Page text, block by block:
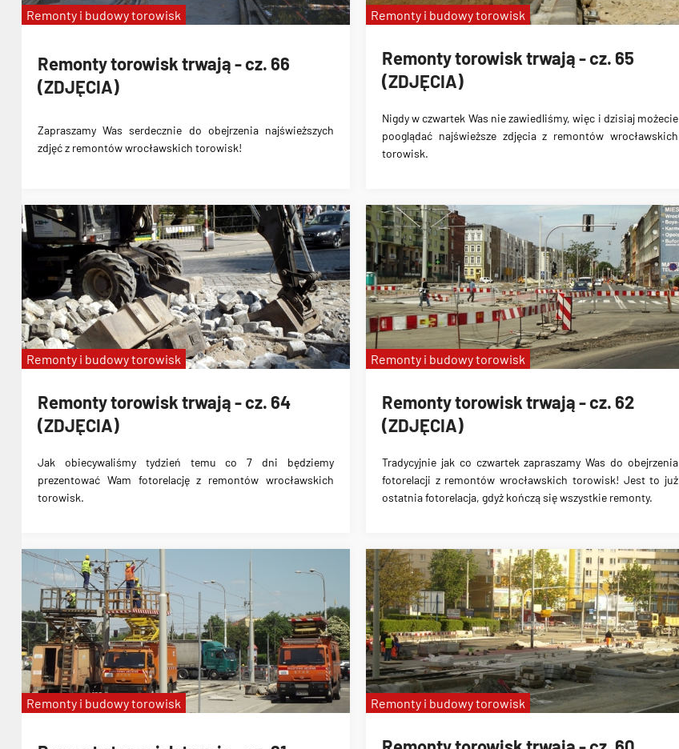
Remonty torowisk trwają - cz. 66
(ZDJĘCIA)
Zapraszamy Was serdecznie do obejrzenia najświeższych
zdjęć z remontów wrocławskich torowisk!
Remonty i budowy torowisk
Remonty torowisk trwają - cz. 65
(ZDJĘCIA)
Nigdy w czwartek Was nie zawiedliśmy, więc i dzisiaj możecie
pooglądać najświeższe zdjęcia z remontów wrocławskich
torowisk.
Remonty i budowy torowisk
Remonty torowisk trwają - cz. 64
(ZDJĘCIA)
Jak obiecywaliśmy tydzień temu co 7 dni będziemy
prezentować Wam fotorelację z remontów wrocławskich
torowisk.
Remonty i budowy torowisk
Remonty torowisk trwają - cz. 62
(ZDJĘCIA)
Tradycyjnie jak co czwartek zapraszamy Was do obejrzenia
fotorelacji z remontów wrocławskich torowisk! Jest to już
ostatnia fotorelacja, gdyż kończą się wszystkie remonty.
Remonty i budowy torowisk
Remonty i budowy torowisk Remonty i budowy torowisk